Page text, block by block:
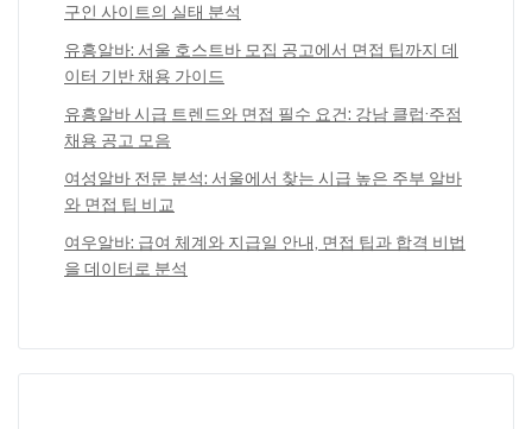
구인 사이트의 실태 분석
유흥알바: 서울 호스트바 모집 공고에서 면접 팁까지 데
이터 기반 채용 가이드
유흥알바 시급 트렌드와 면접 필수 요건: 강남 클럽·주점
채용 공고 모음
여성알바 전문 분석: 서울에서 찾는 시급 높은 주부 알바
와 면접 팁 비교
여우알바: 급여 체계와 지급일 안내, 면접 팁과 합격 비법
을 데이터로 분석